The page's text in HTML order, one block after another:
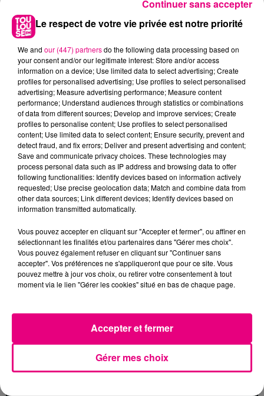
22 juillet 2026
Toulouse : circulation perturbée dans le
secteur François Verdier...
Le respect de votre vie privée est notre priorité
We and our (447) partnersdo the following data processing based on
your consent and/or our legitimate interest: Store and/or access
information on a device; Use limited data to select advertising; Create
profiles for personalised advertising; Use profiles to select personalised
advertising; Measure advertising performance; Measure content
performance; Understand audiences through statistics or combinations
of data from different sources; Develop and improve services; Create
profiles to personalise content; Use profiles to select personalised
content; Use limited data to select content; Ensure security, prevent and
detect fraud, and fix errors; Deliver and present advertising and content;
Save and communicate privacy choices. These technologies may
process personal data such as IP address and browsing data to offer
following functionalities: Identify devices based on information actively
requested; Use precise geolocation data; Match and combine data from
other data sources; Link different devices; Identify devices based on
information transmitted automatically.
Vous pouvez accepter en cliquant sur "Accepter et fermer", ou affiner en
sélectionnant les finalités et/ou partenaires dans "Gérer mes choix".
Vous pouvez également refuser en cliquant sur "Continuer sans
accepter". Vos préférences ne s'appliqueront que pour ce site. Vous
pouvez mettre à jour vos choix, ou retirer votre consentement à tout
moment via le lien "Gérer les cookies" situé en bas de chaque page.
Gérer mes choix
Accepter et fermer
Continuer sans accepter